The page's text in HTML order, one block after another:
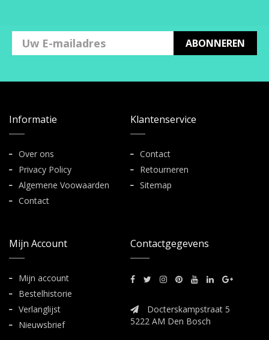
ABONNEREN
Informatie
Over ons
Privacy Policy
Algemene Voowaarden
Contact
Klantenservice
Contact
Retourneren
Sitemap
Mijn Account
Mijn account
Bestelhistorie
Verlanglijst
Nieuwsbrief
Contactgegevens
Docterskampstraat 5
5222 AM Den Bosch